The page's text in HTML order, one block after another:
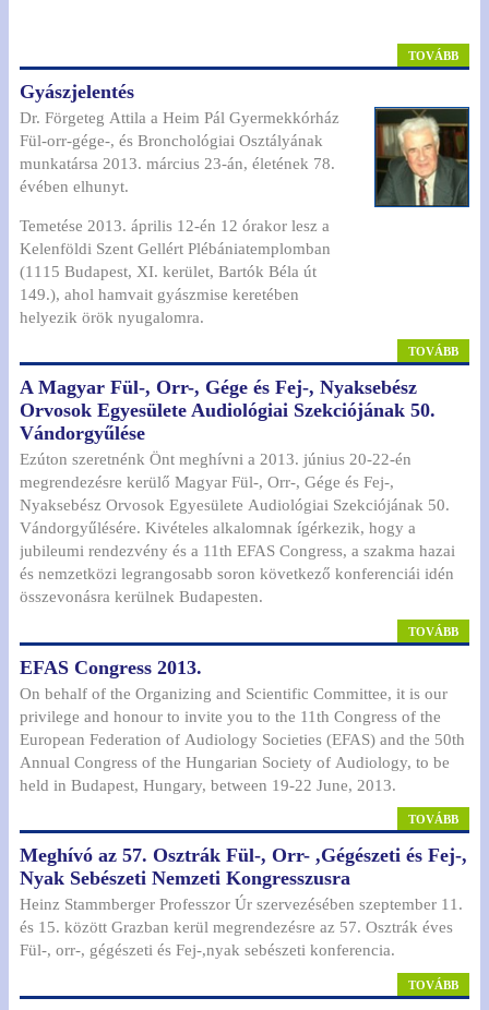
TOVÁBB
Gyászjelentés
Dr. Förgeteg Attila a Heim Pál Gyermekkórház
Fül-orr-gége-, és Bronchológiai Osztályának
munkatársa 2013. március 23-án, életének 78.
évében elhunyt.
Temetése 2013. április 12-én 12 órakor lesz a
Kelenföldi Szent Gellért Plébániatemplomban
(1115 Budapest, XI. kerület, Bartók Béla út
149.), ahol hamvait gyászmise keretében
helyezik örök nyugalomra.
TOVÁBB
A Magyar Fül-, Orr-, Gége és Fej-, Nyaksebész
Orvosok Egyesülete Audiológiai Szekciójának 50.
Vándorgyűlése
Ezúton szeretnénk Önt meghívni a 2013. június 20-22-én
megrendezésre kerülő Magyar Fül-, Orr-, Gége és Fej-,
Nyaksebész Orvosok Egyesülete Audiológiai Szekciójának 50.
Vándorgyűlésére. Kivételes alkalomnak ígérkezik, hogy a
jubileumi rendezvény és a 11th EFAS Congress, a szakma hazai
és nemzetközi legrangosabb soron következő konferenciái idén
összevonásra kerülnek Budapesten.
TOVÁBB
EFAS Congress 2013.
On behalf of the Organizing and Scientific Committee, it is our
privilege and honour to invite you to the 11th Congress of the
European Federation of Audiology Societies (EFAS) and the 50th
Annual Congress of the Hungarian Society of Audiology, to be
held in Budapest, Hungary, between 19-22 June, 2013.
TOVÁBB
Meghívó az 57. Osztrák Fül-, Orr- ,Gégészeti és Fej-,
Nyak Sebészeti Nemzeti Kongresszusra
Heinz Stammberger Professzor Úr szervezésében szeptember 11.
és 15. között Grazban kerül megrendezésre az 57. Osztrák éves
Fül-, orr-, gégészeti és Fej-,nyak sebészeti konferencia.
TOVÁBB